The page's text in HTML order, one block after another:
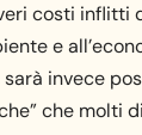
costi inflitti
e
sarà invece
che molti